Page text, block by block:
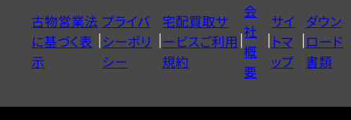
ヤ
ル
0120604117
古物営業法
に基づく表
示
プライバ
シーポリ
シー
宅配買取サ
ービスご利用
規約
会
社
概
要
サイ
トマ
ップ
ダウン
ロード
書類